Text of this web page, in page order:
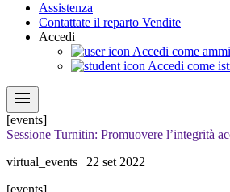
Assistenza
Contattate il reparto Vendite
Accedi
Accedi come
Accedi come
menu
[events]
Sessione Turnitin: Promuovere l’integrità
virtual_events | 22 set 2022
[events]